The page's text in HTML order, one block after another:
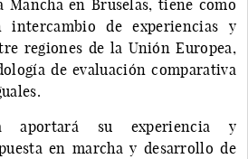
en Bruselas, tiene como
de experiencias y
regiones de la Unión Europea,
de evaluación comparativa
aportará su experiencia y
en marcha y desarrollo de